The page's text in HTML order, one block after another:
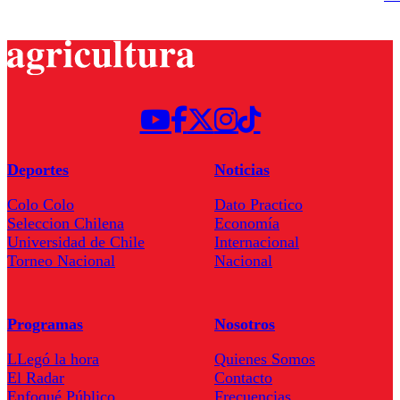
Deportes
Colo Colo
Seleccion Chilena
Universidad de Chile
Torneo Nacional
Noticias
Dato Practico
Economía
Internacional
Nacional
Programas
LLegó la hora
El Radar
Enfoqué Público
Nosotros
Quienes Somos
Contacto
Frecuencias